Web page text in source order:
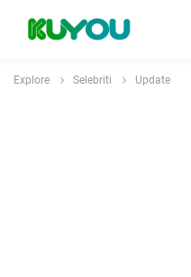
Explore Selebriti Update